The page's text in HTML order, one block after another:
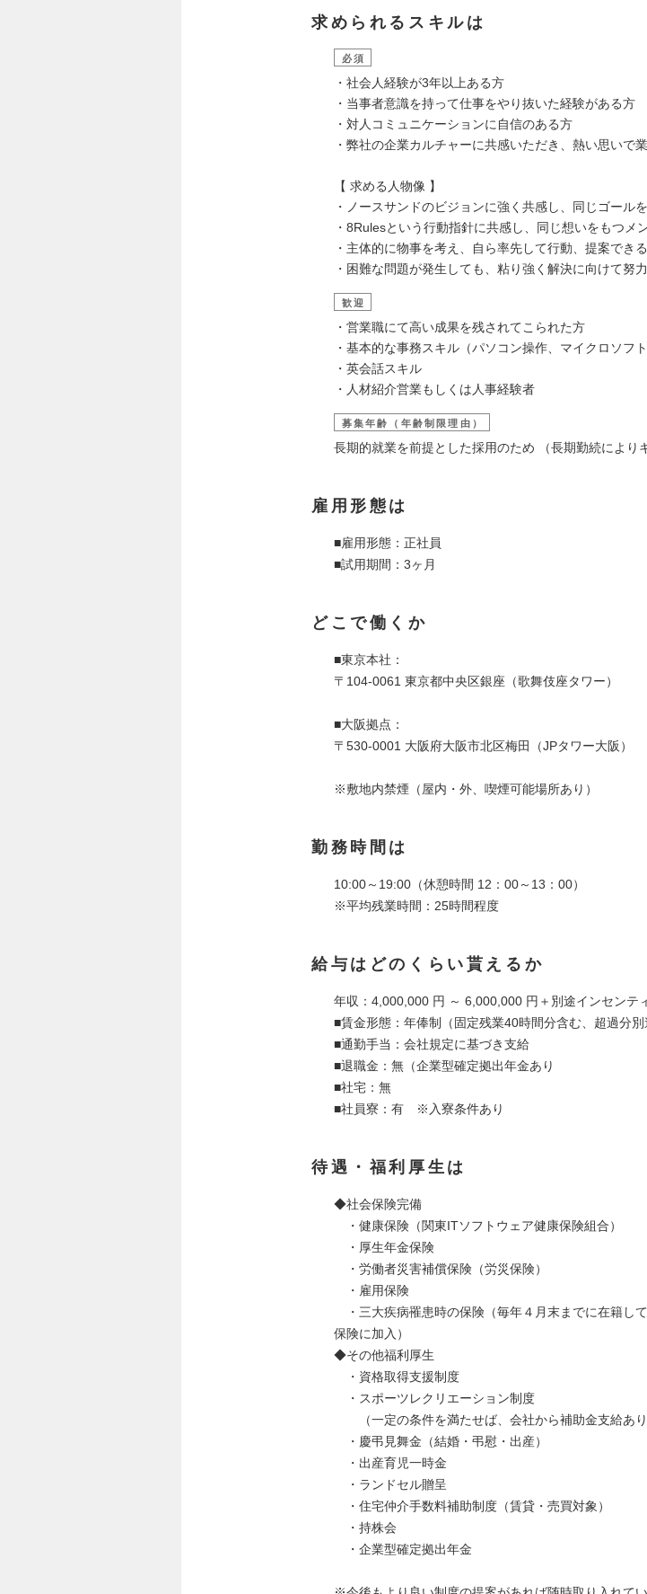
求められるスキルは
必須
・社会人経験が3年以上ある方
・当事者意識を持って仕事をやり抜いた経験がある方
・対人コミュニケーションに自信のある方
・弊社の企業カルチャーに共感いただき、熱い思いで
【 求める人物像 】
・ノースサンドのビジョンに強く共感し、同じゴール
・8Rulesという行動指針に共感し、同じ想いをもつメ
・主体的に物事を考え、自ら率先して行動、提案でき
・困難な問題が発生しても、粘り強く解決に向けて努
歓迎
・営業職にて高い成果を残されてこられた方
・基本的な事務スキル（パソコン操作、マイクロソフ
・英会話スキル
・人材紹介営業もしくは人事経験者
募集年齢（年齢制限理由）
長期的就業を前提とした採用のため （長期勤続により
雇用形態は
■雇用形態：正社員
■試用期間：3ヶ月
どこで働くか
■東京本社：
〒104-0061 東京都中央区銀座（歌舞伎座タワー）
■大阪拠点：
〒530-0001 大阪府大阪市北区梅田（JPタワー大阪）
※敷地内禁煙（屋内・外、喫煙可能場所あり）
勤務時間は
10:00～19:00（休憩時間 12：00～13：00）
※平均残業時間：25時間程度
給与はどのくらい貰えるか
年収：4,000,000 円 ～ 6,000,000 円＋別途インセンテ
■賃金形態：年俸制（固定残業40時間分含む、超過分別
■通勤手当：会社規定に基づき支給
■退職金：無（企業型確定拠出年金あり
■社宅：無
■社員寮：有 ※入寮条件あり
待遇・福利厚生は
◆社会保険完備
・健康保険（関東ITソフトウェア健康保険組合）
・厚生年金保険
・労働者災害補償保険（労災保険）
・雇用保険
・三大疾病罹患時の保険（毎年４月末までに在籍し
保険に加入）
◆その他福利厚生
・資格取得支援制度
・スポーツレクリエーション制度
（一定の条件を満たせば、会社から補助金支給あ
・慶弔見舞金（結婚・弔慰・出産）
・出産育児一時金
・ランドセル贈呈
・住宅仲介手数料補助制度（賃貸・売買対象）
・持株会
・企業型確定拠出年金